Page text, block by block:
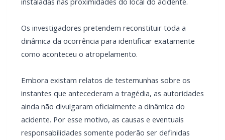
Os investigadores pretendem reconstituir toda a
dinâmica da ocorrência para identificar exatamente
como aconteceu o atropelamento.
Embora existam relatos de testemunhas sobre os
instantes que antecederam a tragédia, as autoridades
ainda não divulgaram oficialmente a dinâmica do
acidente. Por esse motivo, as causas e eventuais
responsabilidades somente poderão ser definidas